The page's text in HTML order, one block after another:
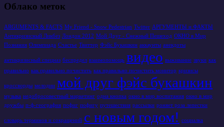
Облако меток
ARGUMENTS & FACTS My Friend - Snow Pedestrian Twitter АРГУМЕНТЫ и ФАКТЫ
Антикризисный Ликбез Лондон 2012 Мой Друг - Снежный Пешеход ОКНО в Мир
Познания Олимпиада Счастье Твиттер Фэйс Букашкин аккаунты анекдоты
антикризисный спецназ беспредел взаимопомощь видео выживание звуки как
правильно как правильно почистить как правильно почистить монитор кризисы
кроссворды мелодии мой друг фэйс букашкин
музыка недобросовестный маркетинг одна кнопка окно в мир воспитания окно в мир
дружбы п-ф-география пофиг пофигу путешествия рассылки роняет роза лепестки
словарь терминов и сокращений с новым годом!
социалка